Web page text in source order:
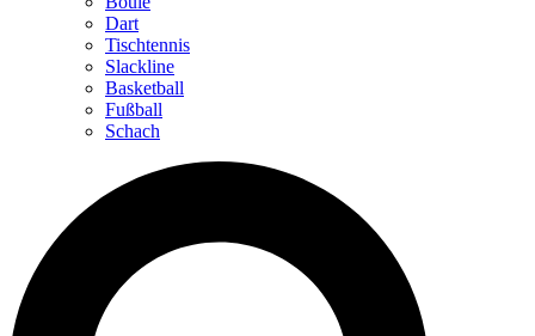
Dart
Tischtennis
Slackline
Basketball
Fußball
Schach